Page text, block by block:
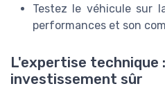
Testez le véhicule sur
performances et son
L'expertise technique
investissement sûr